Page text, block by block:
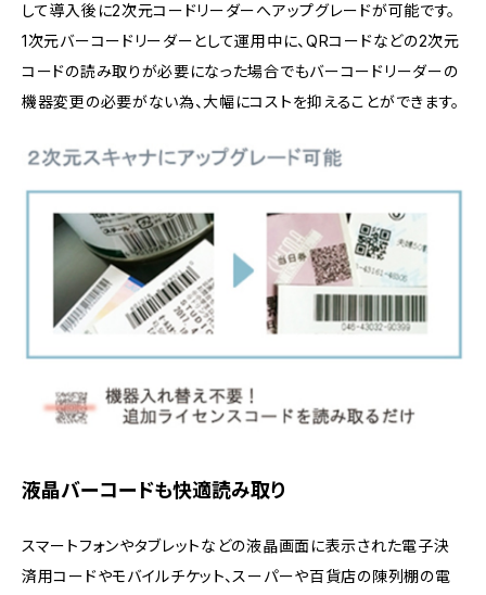
して導入後に2次元コードリーダーへアップグレードが可能です。
1次元バーコードリーダーとして運用中に、QRコードなどの2次元
コードの読み取りが必要になった場合でもバーコードリーダーの
機器変更の必要がない為、大幅にコストを抑えることができます。
液晶バーコードも快適読み取り
スマートフォンやタブレットなどの液晶画面に表示された電子決
済用コードやモバイルチケット、スーパーや百貨店の陳列棚の電